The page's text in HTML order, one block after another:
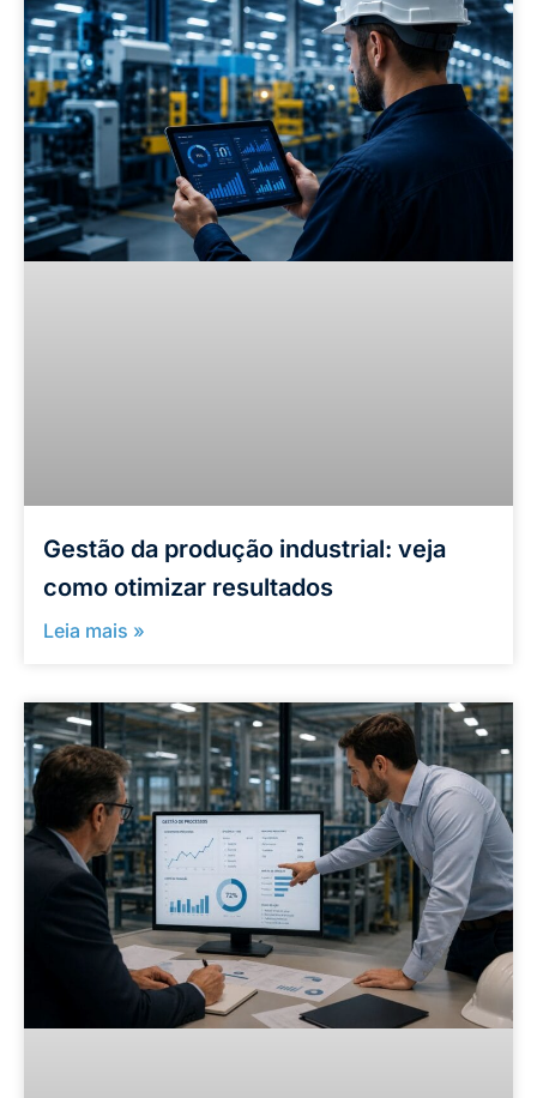
Gestão da produção industrial: veja
como otimizar resultados
Leia mais »